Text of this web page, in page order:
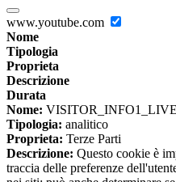
www.youtube.com
Nome
Tipologia
Proprieta
Descrizione
Durata
Nome: VISITOR_INFO1_LIVE
Tipologia: analitico
Proprieta: Terze Parti
Descrizione: Questo cookie è
traccia delle preferenze